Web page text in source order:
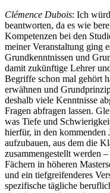
Clémence Dubois: Ich
beantworten, da es wie
Kompetenzen bei den
meiner Veranstaltung ging
Grundkenntnissen und
damit zukünftige Lehrer
Begriffe schon mal gehört
erwähnen und
deshalb viele Kenntnisse
Fragen abfragen lassen.
was Tiefe und
hierfür, in den kommenden
aufzubauen, aus dem die
zusammengestellt werden
Fächern in höheren
und ein tiefgreifenderes
spezifische tägliche